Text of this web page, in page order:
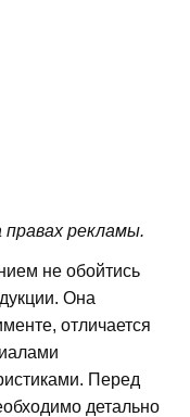
рекламы.
не обойтись
Она
отличается
Перед
детально